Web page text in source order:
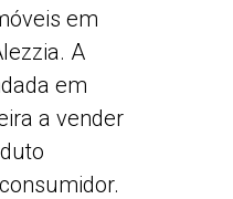
em
A
em
a vender